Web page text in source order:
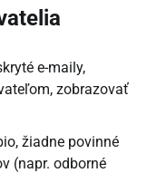
e-maily,
zobrazovať
žiadne povinné
(napr. odborné